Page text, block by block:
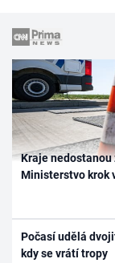
Kraje
Ministerstvo krok
Počasí udělá
kdy se vrátí tropy